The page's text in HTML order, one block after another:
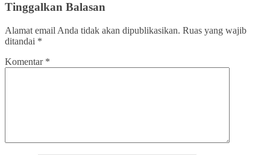
Tinggalkan Balasan
Alamat email Anda tidak akan dipublikasikan. Ruas yang wajib
ditandai *
Komentar *